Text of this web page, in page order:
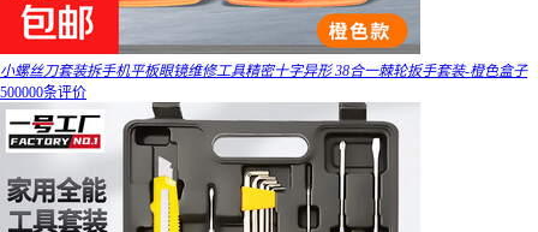
小螺丝刀套装拆手机平板眼镜维修工具精密十字异形 38合一棘轮扳手套装-橙色盒子
500000条评价